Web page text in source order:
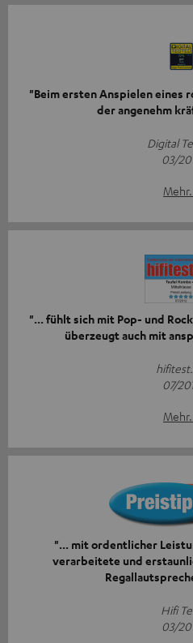
"Beim ersten Anspielen eines
der angenehm
Digital
03/
"... fühlt sich mit Pop- und
überzeugt auch mit
07/
"... mit ordentlicher
verarbeitete und
Hifi
03/